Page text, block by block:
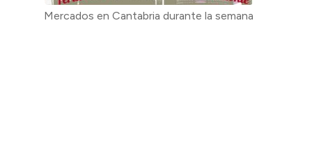
Mercados en Cantabria durante la semana